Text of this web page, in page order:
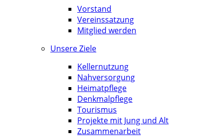
Vorstand
Vereinssatzung
Mitglied werden
Unsere Ziele
Kellernutzung
Nahversorgung
Heimatpflege
Denkmalpflege
Tourismus
Projekte mit Jung und Alt
Zusammenarbeit